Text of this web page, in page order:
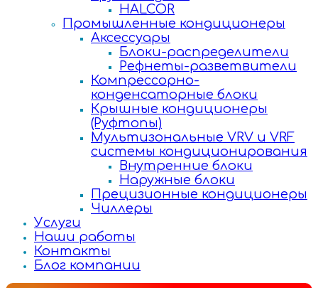
HALCOR
Промышленные кондиционеры
Аксессуары
Блоки-распределители
Рефнеты-разветвители
Компрессорно-
конденсаторные блоки
Крышные кондиционеры
(Руфтопы)
Мультизональные VRV и VRF
системы кондиционирования
Внутренние блоки
Наружные блоки
Прецизионные кондиционеры
Чиллеры
Услуги
Наши работы
Контакты
Блог компании